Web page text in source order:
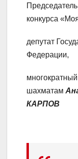
конкурса
депутат
Федерации,
шахматам
КАРПОВ